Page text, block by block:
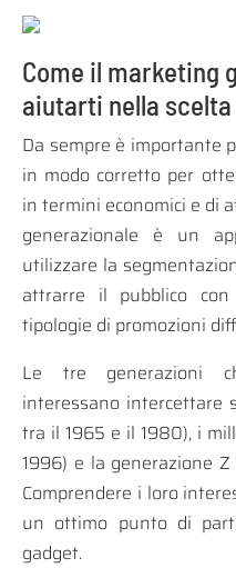
Come il marketing
aiutarti nella
Da sempre è importante
in modo corretto per
in termini economici e di
generazionale è un
utilizzare la
attrarre il pubblico
tipologie di promozioni
Le tre generazioni
interessano intercettare
tra il 1965 e il 1980), i
1996) e la generazione
Comprendere i loro
un ottimo punto di
gadget.